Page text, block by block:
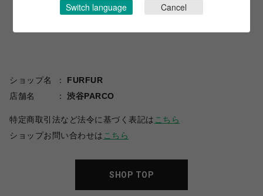
ショップ名
FURFUR
店舗名
渋谷PARCO
特定商取引法など法令に基づく表記は こちら
ショップお問い合わせは こちら
SHOP TOP
Switch language Cancel